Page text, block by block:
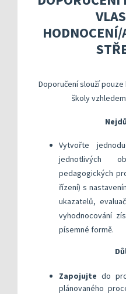
Další náměty pro
Vybrané nástroje
KOMPAS s
HODNOCENÍ/
Doporučení slouží pouze
školy
Vytvořte
jednotlivých
pedagogických
řízení) s
ukazatelů,
vyhodnocování
písemné formě.
​Zapojujte do
plánovaného